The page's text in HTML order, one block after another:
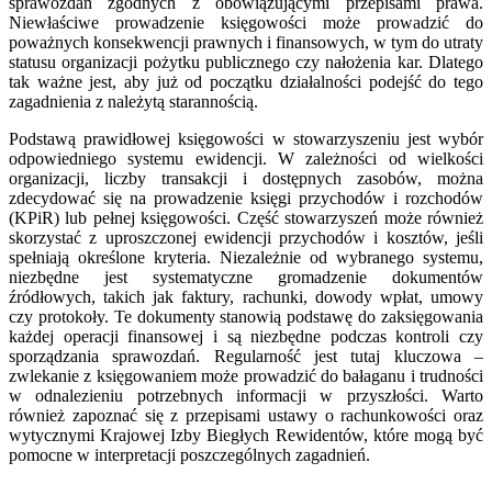
Niewłaściwe prowadzenie księgowości może prowadzić do
poważnych konsekwencji prawnych i finansowych, w tym do utraty
statusu organizacji pożytku publicznego czy nałożenia kar. Dlatego
tak ważne jest, aby już od początku działalności podejść do tego
zagadnienia z należytą starannością.
Podstawą prawidłowej księgowości w stowarzyszeniu jest wybór
odpowiedniego systemu ewidencji. W zależności od wielkości
organizacji, liczby transakcji i dostępnych zasobów, można
zdecydować się na prowadzenie księgi przychodów i rozchodów
(KPiR) lub pełnej księgowości. Część stowarzyszeń może również
skorzystać z uproszczonej ewidencji przychodów i kosztów, jeśli
spełniają określone kryteria. Niezależnie od wybranego systemu,
niezbędne jest systematyczne gromadzenie dokumentów
źródłowych, takich jak faktury, rachunki, dowody wpłat, umowy
czy protokoły. Te dokumenty stanowią podstawę do zaksięgowania
każdej operacji finansowej i są niezbędne podczas kontroli czy
sporządzania sprawozdań. Regularność jest tutaj kluczowa –
zwlekanie z księgowaniem może prowadzić do bałaganu i trudności
w odnalezieniu potrzebnych informacji w przyszłości. Warto
również zapoznać się z przepisami ustawy o rachunkowości oraz
wytycznymi Krajowej Izby Biegłych Rewidentów, które mogą być
pomocne w interpretacji poszczególnych zagadnień.